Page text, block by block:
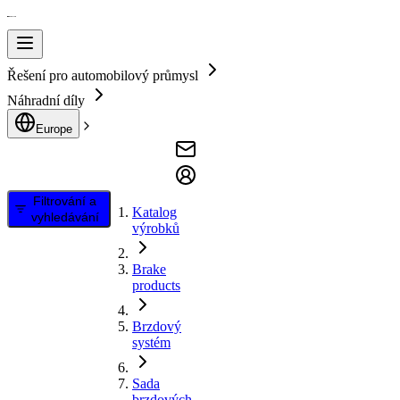
Řešení pro automobilový průmysl
Náhradní díly
Europe
Filtrování a
vyhledávání
Katalog
výrobků
Brake
products
Brzdový
systém
Sada